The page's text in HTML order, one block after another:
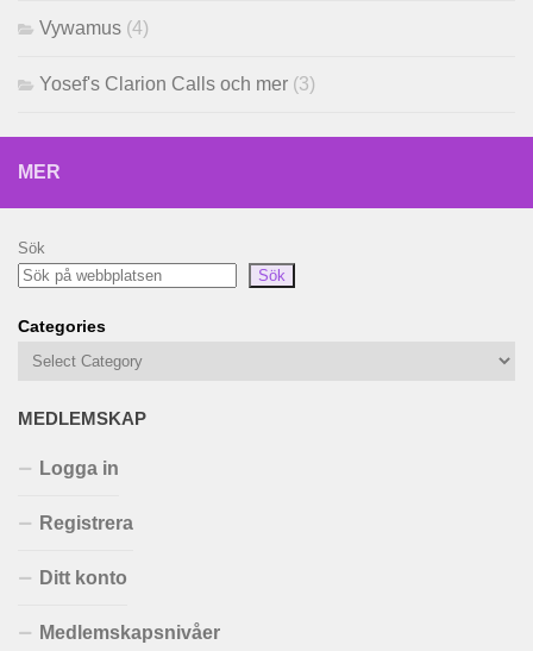
Vywamus (4)
Yosef's Clarion Calls och mer (3)
MER
Sök
Sök
Categories
MEDLEMSKAP
Logga in
Registrera
Ditt konto
Medlemskapsnivåer